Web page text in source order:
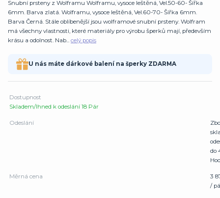
Snubní prsteny z Wolframu Wolframu, vysoce leštěná, Vel.50-60- Šířka
6mm. Barva zlatá. Wolframu, vysoce leštěná, Vel.60-70- Šířka 6mm.
Barva Černá. Stále oblíbenější jsou wolframové snubní prsteny. Wolfram
má všechny vlastnosti, které materiály pro výrobu šperků mají, především
krásu a odolnost. Nab... celý popis
U nás máte dárkové balení na šperky ZDARMA
Dostupnost
Skladem/Ihned k odeslání 18 Pár
Odeslání
do
Měrná cena
3
/